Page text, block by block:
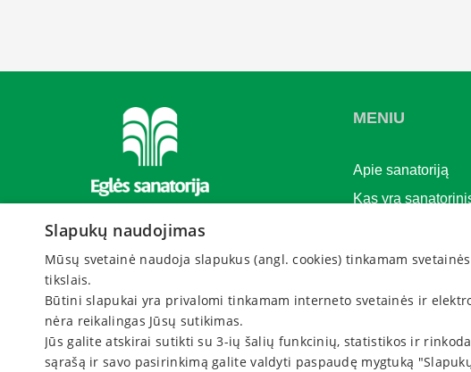
MENIU
Apie sanatoriją
Kas yra
Įmonėms
Renginiai
Slapukų naudojimas
Mūsų svetainė naudoja slapukus (angl. cookies) tinkamam
tikslais.
Būtini slapukai yra privalomi tinkamam interneto svetainės ir
nėra reikalingas Jūsų sutikimas.
Jūs galite atskirai sutikti su 3-ių šalių funkcinių, statistikos ir
sąrašą ir savo pasirinkimą galite valdyti paspaudę mygtuką